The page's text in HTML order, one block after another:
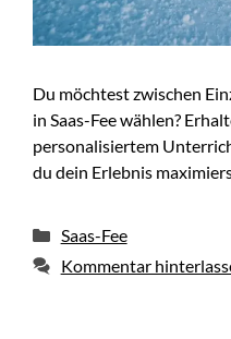
Du möchtest zwischen
in Saas-Fee wählen?
personalisiertem
du dein Erlebnis
Kategorien
Saas-Fee
Kommentar